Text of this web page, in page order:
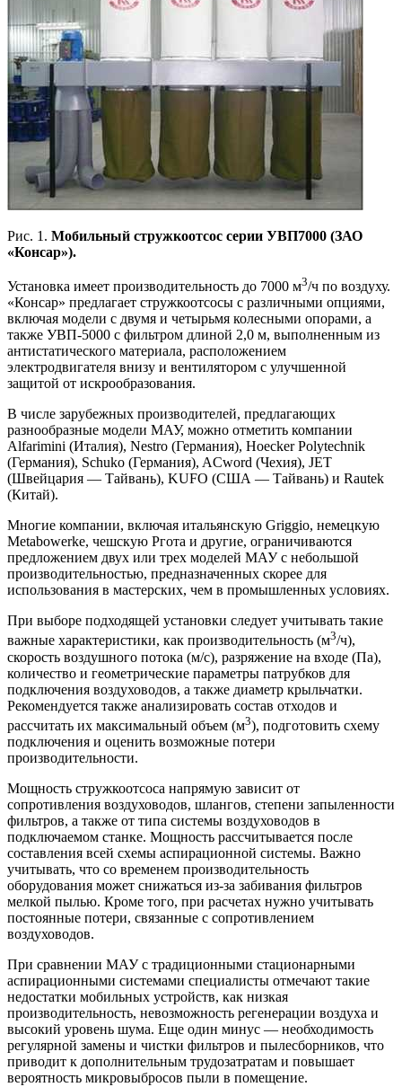
Рис. 1. Мобильный стружкоотсос серии УВП7000 (ЗАО
«Консар»).
Установка имеет производительность до 7000 м3/ч по воздуху.
«Консар» предлагает стружкоотсосы с различными опциями,
включая модели с двумя и четырьмя колесными опорами, а
также УВП-5000 с фильтром длиной 2,0 м, выполненным из
антистатического материала, расположением
электродвигателя внизу и вентилятором с улучшенной
защитой от искрообразования.
В числе зарубежных производителей, предлагающих
разнообразные модели МАУ, можно отметить компании
Alfarimini (Италия), Nestro (Германия), Hoecker Polytechnik
(Германия), Schuko (Германия), ACword (Чехия), JET
(Швейцария — Тайвань), KUFO (США — Тайвань) и Rautek
(Китай).
Многие компании, включая итальянскую Griggio, немецкую
Metabowerke, чешскую Ргота и другие, ограничиваются
предложением двух или трех моделей МАУ с небольшой
производительностью, предназначенных скорее для
использования в мастерских, чем в промышленных условиях.
При выборе подходящей установки следует учитывать такие
важные характеристики, как производительность (м3/ч),
скорость воздушного потока (м/с), разряжение на входе (Па),
количество и геометрические параметры патрубков для
подключения воздуховодов, а также диаметр крыльчатки.
Рекомендуется также анализировать состав отходов и
рассчитать их максимальный объем (м3), подготовить схему
подключения и оценить возможные потери
производительности.
Мощность стружкоотсоса напрямую зависит от
сопротивления воздуховодов, шлангов, степени запыленности
фильтров, а также от типа системы воздуховодов в
подключаемом станке. Мощность рассчитывается после
составления всей схемы аспирационной системы. Важно
учитывать, что со временем производительность
оборудования может снижаться из-за забивания фильтров
мелкой пылью. Кроме того, при расчетах нужно учитывать
постоянные потери, связанные с сопротивлением
воздуховодов.
При сравнении МАУ с традиционными стационарными
аспирационными системами специалисты отмечают такие
недостатки мобильных устройств, как низкая
производительность, невозможность регенерации воздуха и
высокий уровень шума. Еще один минус — необходимость
регулярной замены и чистки фильтров и пылесборников, что
приводит к дополнительным трудозатратам и повышает
вероятность микровыбросов пыли в помещение.